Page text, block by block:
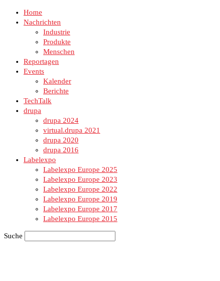
Home
Nachrichten
Industrie
Produkte
Menschen
Reportagen
Events
Kalender
Berichte
TechTalk
drupa
drupa 2024
virtual.drupa 2021
drupa 2020
drupa 2016
Labelexpo
Labelexpo Europe 2025
Labelexpo Europe 2023
Labelexpo Europe 2022
Labelexpo Europe 2019
Labelexpo Europe 2017
Labelexpo Europe 2015
Suche